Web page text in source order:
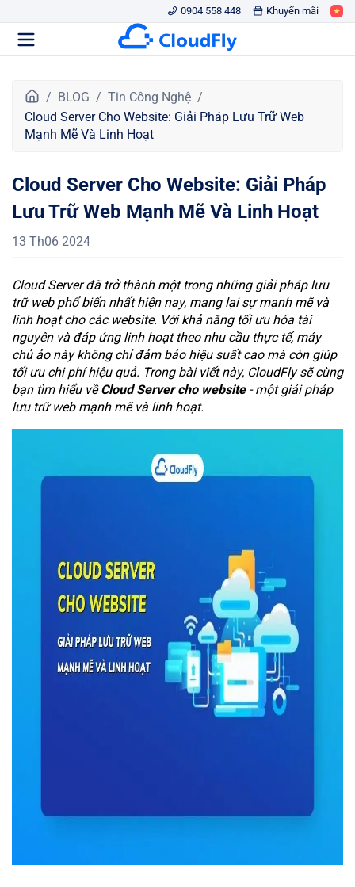
0904 558 448 Khuyến mãi
r
a
c
ủ
BLOG
Tin Công Nghệ
Cloud Server Cho Website: Giải Pháp Lưu Trữ Web
Mạnh Mẽ Và Linh Hoạt
Cloud Server Cho Website: Giải Pháp
Lưu Trữ Web Mạnh Mẽ Và Linh Hoạt
13 Th06 2024
Cloud Server đã trở thành một trong những giải pháp lưu
trữ web phổ biến nhất hiện nay, mang lại sự mạnh mẽ và
linh hoạt cho các website. Với khả năng tối ưu hóa tài
nguyên và đáp ứng linh hoạt theo nhu cầu thực tế, máy
chủ ảo này không chỉ đảm bảo hiệu suất cao mà còn giúp
tối ưu chi phí hiệu quả. Trong bài viết này, CloudFly sẽ cùng
bạn tìm hiểu vềCloud Server cho website- một giải pháp
lưu trữ web mạnh mẽ và linh hoạt.